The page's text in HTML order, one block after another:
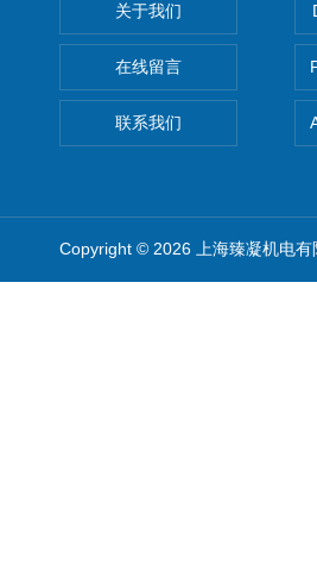
关于我们
在线留言
联系我们
Copyright © 2026 上海臻凝机电